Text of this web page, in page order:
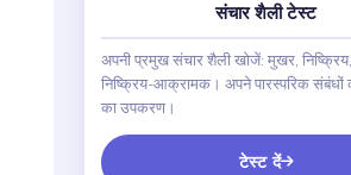
संचार शैली टेस्ट
अपनी प्रमुख संचार शैली खोजें: मुखर,
निष्क्रिय-आक्रामक। अपने पारस्परिक संबंधों
का उपकरण।
टेस्ट दें